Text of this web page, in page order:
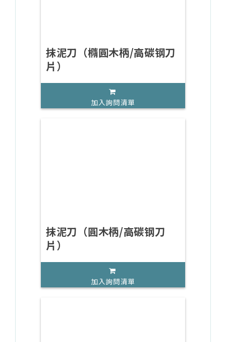
抹泥刀（橢圓木柄/高碳钢刀
片）
加入詢問清單
抹泥刀（圓木柄/高碳钢刀
片）
加入詢問清單